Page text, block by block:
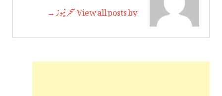
View all posts by سحر نیوز →